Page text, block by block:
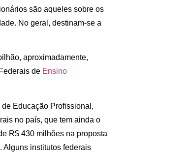
são aqueles sobre os
No geral, destinam-se a
aproximadamente,
de Ensino
de Educação Profissional,
no país, que tem ainda o
R$ 430 milhões na proposta
Alguns institutos federais